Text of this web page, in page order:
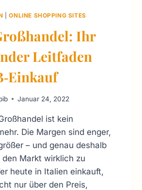
|ONLINE SHOPPING SITES
Ihr
Leitfaden
Januar 24, 2022
ist kein
Die Margen sind enger,
– und genau deshalb
Markt wirklich zu
heute in Italien einkauft,
nur über den Preis,